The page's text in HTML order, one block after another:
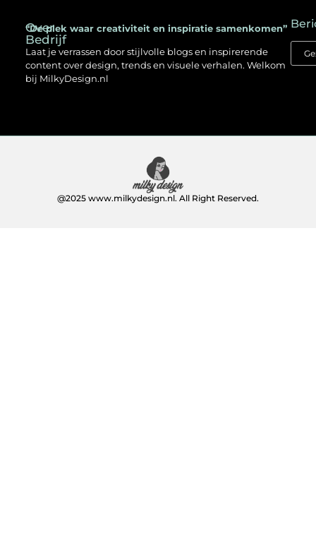
Over
Bedrijf
“De plek waar creativiteit en inspiratie samenkomen”
Laat je verrassen door stijlvolle blogs en inspirerende
content over design, trends en visuele verhalen. Welkom
bij MilkyDesign.nl
@2025 www.milkydesign.nl. All Right Reserved.